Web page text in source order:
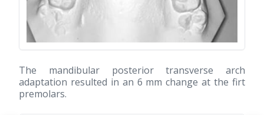
The mandibular posterior transverse arch
adaptation resulted in an 6 mm change at the firt
premolars.